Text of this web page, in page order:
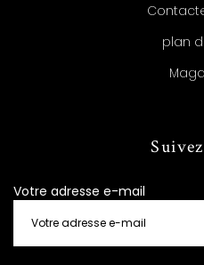
plan
Votre adresse e-mail